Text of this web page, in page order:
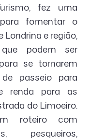
fez uma
fomentar o
e região,
podem ser
se tornarem
passeio para
renda para as
do Limoeiro.
roteiro com
pesqueiros,